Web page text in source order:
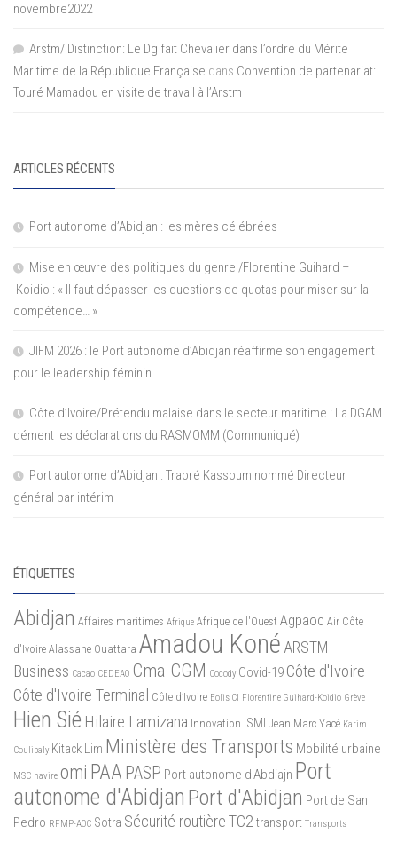
novembre2022
Arstm/ Distinction: Le Dg fait Chevalier dans l’ordre du Mérite
Maritime de la République Française dans Convention de partenariat:
Touré Mamadou en visite de travail à l’Arstm
ARTICLES RÉCENTS
Port autonome d’Abidjan : les mères célébrées
Mise en œuvre des politiques du genre /Florentine Guihard –
Koidio : « Il faut dépasser les questions de quotas pour miser sur la
compétence… »
JIFM 2026 : le Port autonome d’Abidjan réaffirme son engagement
pour le leadership féminin
Côte d’Ivoire/Prétendu malaise dans le secteur maritime : La DGAM
dément les déclarations du RASMOMM (Communiqué)
Port autonome d’Abidjan : Traoré Kassoum nommé Directeur
général par intérim
ÉTIQUETTES
Abidjan Affaires maritimes Afrique Afrique de l'Ouest Agpaoc Air Côte
d'Ivoire Alassane Ouattara Amadou Koné ARSTM
Business Cacao CEDEAO Cma CGM Cocody Covid-19 Côte d'Ivoire
Côte d'Ivoire Terminal Côte d’Ivoire Eolis CI Florentine Guihard-Koidio Grève
Hien Sié Hilaire Lamizana Innovation ISMI Jean Marc Yacé Karim
Coulibaly Kitack Lim Ministère des Transports Mobilité urbaine
MSC navire omi PAA PASP Port autonome d'Abdiajn Port
autonome d'Abidjan Port d'Abidjan Port de San
Pedro RFMP-AOC Sotra Sécurité routièreTC2transport Transports